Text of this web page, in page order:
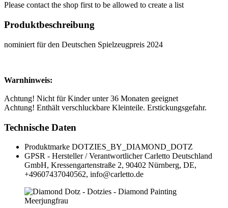
Please contact the shop first to be allowed to create a list
Produktbeschreibung
nominiert für den Deutschen Spielzeugpreis 2024
Warnhinweis:
Achtung! Nicht für Kinder unter 36 Monaten geeignet
Achtung! Enthält verschluckbare Kleinteile. Erstickungsgefahr.
Technische Daten
Produktmarke DOTZIES_BY_DIAMOND_DOTZ
GPSR - Hersteller / Verantwortlicher Carletto Deutschland
GmbH, Kressengartenstraße 2, 90402 Nürnberg, DE,
+49607437040562, info@carletto.de